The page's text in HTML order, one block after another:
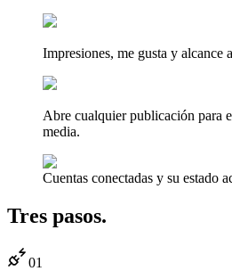
Impresiones, me gusta y alcance
Abre cualquier publicación para
media.
Cuentas conectadas y su estado
Tres pasos.
01